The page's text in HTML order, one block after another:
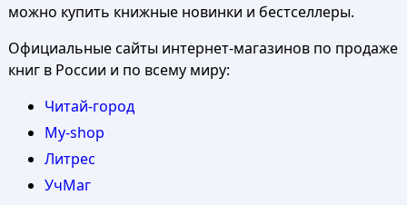
можно купить книжные новинки и бестселлеры.
Официальные сайты интернет-магазинов по продаже
книг в России и по всему миру:
Читай-город
My-shop
Литрес
УчМаг